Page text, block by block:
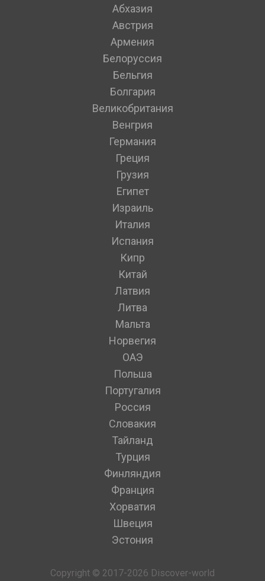
Абхазия
Австрия
Армения
Белоруссия
Бельгия
Болгария
Великобритания
Венгрия
Германия
Греция
Грузия
Египет
Израиль
Италия
Испания
Кипр
Китай
Латвия
Литва
Мальта
Норвегия
ОАЭ
Польша
Португалия
Россия
Словакия
Тайланд
Турция
Финляндия
Франция
Хорватия
Швеция
Эстония
Copyright © 2017-2026 Discover-world